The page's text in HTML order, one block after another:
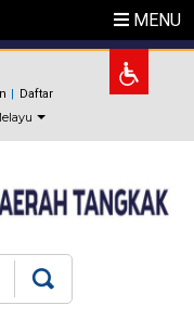
MENU
Daftar